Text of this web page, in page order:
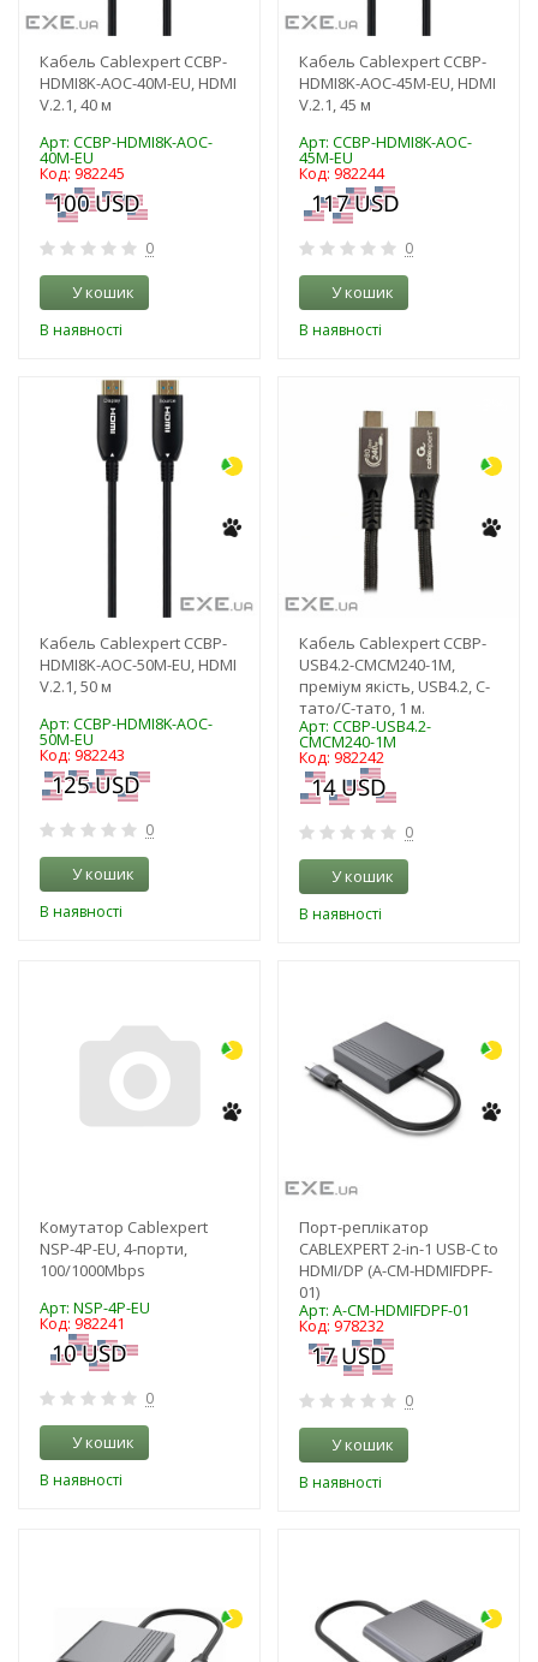
Кабель Cablexpert CCBP-
HDMI8K-AOC-40M-EU, HDMI
V.2.1, 40 м
Арт: CCBP-HDMI8K-AOC-
40M-EU
Код: 982245
0
У кошик
В наявності
Кабель Cablexpert CCBP-
HDMI8K-AOC-45M-EU, HDMI
V.2.1, 45 м
Арт: CCBP-HDMI8K-AOC-
45M-EU
Код: 982244
0
У кошик
В наявності
Кабель Cablexpert CCBP-
HDMI8K-AOC-50M-EU, HDMI
V.2.1, 50 м
Арт: CCBP-HDMI8K-AOC-
50M-EU
Код: 982243
0
У кошик
В наявності
Кабель Cablexpert CCBP-
USB4.2-CMCM240-1M,
преміум якість, USB4.2, C-
тато/C-тато, 1 м.
Арт: CCBP-USB4.2-
CMCM240-1M
Код: 982242
0
У кошик
В наявності
Комутатор Cablexpert
NSP-4P-EU, 4-порти,
100/1000Mbps
Арт: NSP-4P-EU
Код: 982241
0
У кошик
В наявності
Порт-реплікатор
CABLEXPERT 2-in-1 USB-C to
HDMI/DP (A-CM-HDMIFDPF-
01)
Арт: A-CM-HDMIFDPF-01
Код: 978232
0
У кошик
В наявності